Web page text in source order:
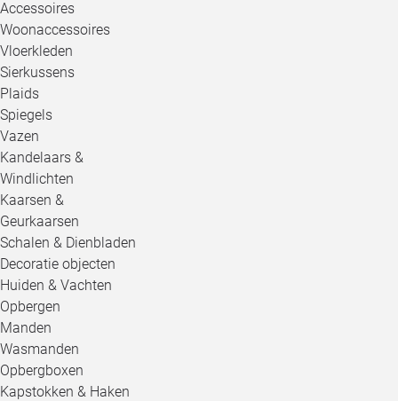
Accessoires
Woonaccessoires
Vloerkleden
Sierkussens
Plaids
Spiegels
Vazen
Kandelaars &
Windlichten
Kaarsen &
Geurkaarsen
Schalen & Dienbladen
Decoratie objecten
Huiden & Vachten
Opbergen
Manden
Wasmanden
Opbergboxen
Kapstokken & Haken